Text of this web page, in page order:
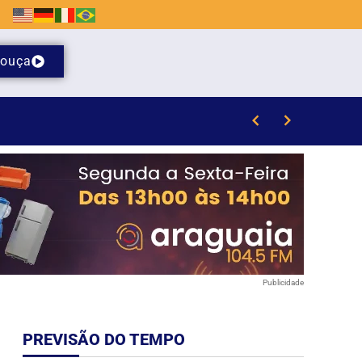
ouça
Publicidade
PREVISÃO DO TEMPO